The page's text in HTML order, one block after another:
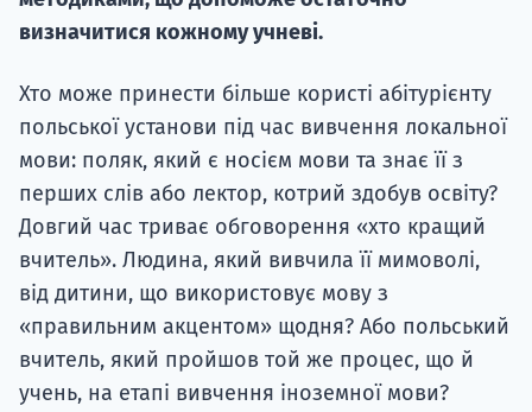
визначитися кожному учневі.
Хто може принести більше користі абітурієнту
польської установи під час вивчення локальної
мови: поляк, який є носієм мови та знає її з
перших слів або лектор, котрий здобув освіту?
Довгий час триває обговорення «хто кращий
вчитель». Людина, який вивчила її мимоволі,
від дитини, що використовує мову з
«правильним акцентом» щодня? Або польський
вчитель, який пройшов той же процес, що й
учень, на етапі вивчення іноземної мови?